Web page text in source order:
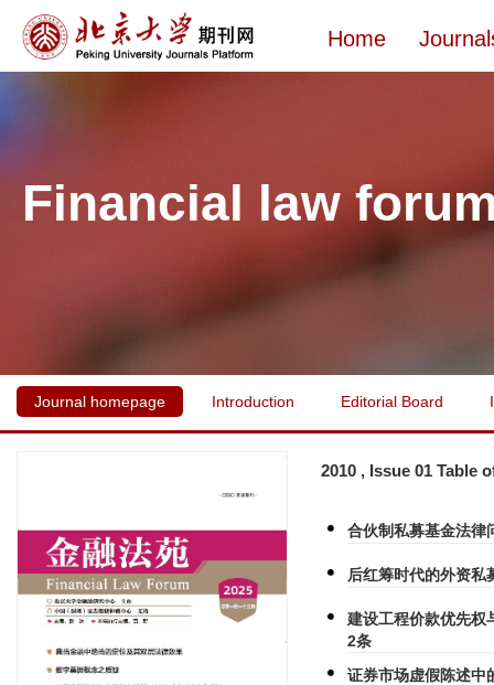
Home
Financial law
Journal homepage Introduction Editorial Board
2010 , Issue 01 Table
合伙制私募基金法
后红筹时代的外资
建设工程价款优先
2条
证券市场虚假陈述